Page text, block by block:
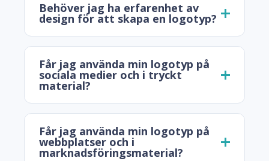
Behöver jag ha erfarenhet av
design för att skapa en logotyp?
Får jag använda min logotyp på
sociala medier och i tryckt
material?
Får jag använda min logotyp på
webbplatser och i
marknadsföringsmaterial?